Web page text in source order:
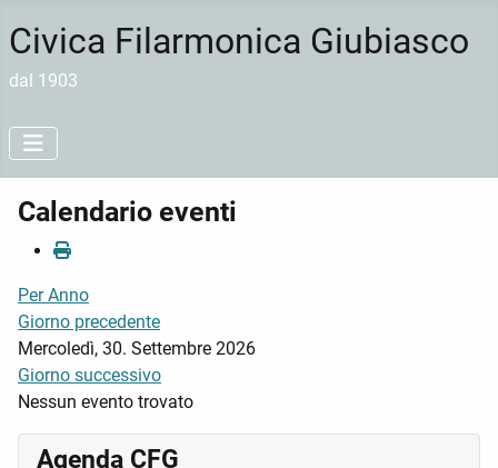
Civica Filarmonica Giubiasco
dal 1903
Calendario eventi
Per Anno
Giorno precedente
Mercoledì, 30. Settembre 2026
Giorno successivo
Nessun evento trovato
Agenda CFG